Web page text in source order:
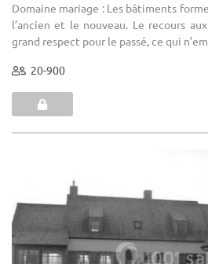
Domaine mariage : Les bâtiments
l’ancien et le nouveau. Le recours
grand respect pour le passé, ce qui
20-900